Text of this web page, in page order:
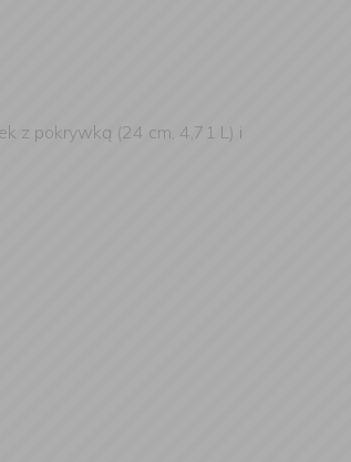
z pokrywką (24 cm, 4,71 L) i